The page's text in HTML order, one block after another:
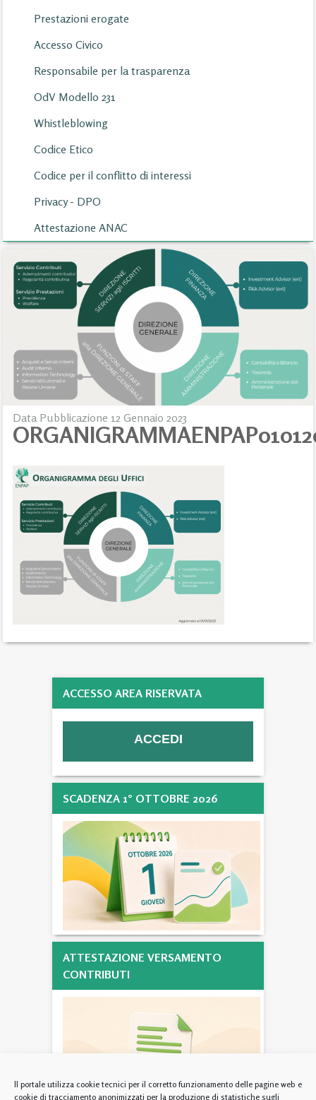
Il portale utilizza cookie tecnici per il corretto funzionamento delle pagine web e
cookie di tracciamento anonimizzati per la produzione di statistiche sugli
Prestazioni erogate
Accesso Civico
Responsabile per la trasparenza
OdV Modello 231
Whistleblowing
Codice Etico
Codice per il conflitto di interessi
Privacy - DPO
Attestazione ANAC
Data Pubblicazione 12 Gennaio 2023
ACCESSO AREA RISERVATA
SCADENZA 1° OTTOBRE 2026
ATTESTAZIONE VERSAMENTO
CONTRIBUTI